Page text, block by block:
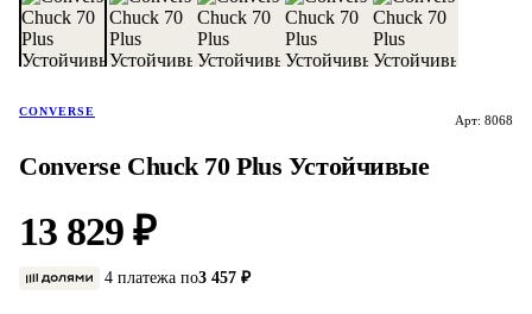
CONVERSE
Арт: 8068
Converse Chuck 70 Plus Устойчивые
13 829 ₽
4 платежа по3 457 ₽